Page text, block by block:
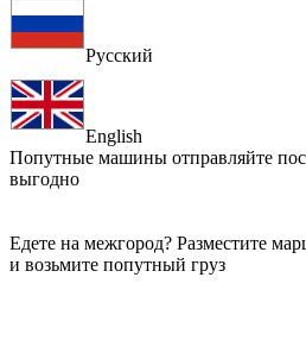
Русский
English
Попутные машины отправляйте
выгодно
Едете на межгород? Разместите
и возьмите попутный груз